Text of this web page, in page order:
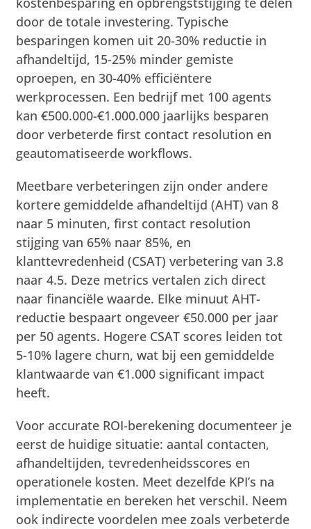
door de totale investering. Typische
besparingen komen uit 20-30% reductie in
afhandeltijd, 15-25% minder gemiste
oproepen, en 30-40% efficiëntere
werkprocessen. Een bedrijf met 100 agents
kan €500.000-€1.000.000 jaarlijks besparen
door verbeterde first contact resolution en
geautomatiseerde workflows.
Meetbare verbeteringen zijn onder andere
kortere gemiddelde afhandeltijd (AHT) van 8
naar 5 minuten, first contact resolution
stijging van 65% naar 85%, en
klanttevredenheid (CSAT) verbetering van 3.8
naar 4.5. Deze metrics vertalen zich direct
naar financiële waarde. Elke minuut AHT-
reductie bespaart ongeveer €50.000 per jaar
per 50 agents. Hogere CSAT scores leiden tot
5-10% lagere churn, wat bij een gemiddelde
klantwaarde van €1.000 significant impact
heeft.
Voor accurate ROI-berekening documenteer je
eerst de huidige situatie: aantal contacten,
afhandeltijden, tevredenheidsscores en
operationele kosten. Meet dezelfde KPI’s na
implementatie en bereken het verschil. Neem
ook indirecte voordelen mee zoals verbeterde